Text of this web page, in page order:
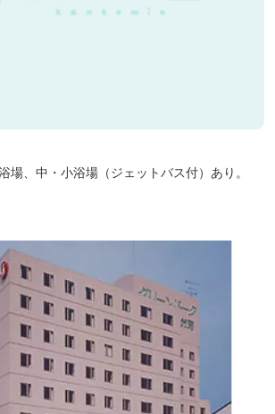
場、中・小浴場（ジェットバス付）あり。